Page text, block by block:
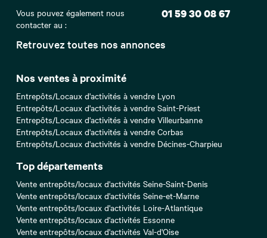
Retrouvez toutes nos annonces
Nos ventes à proximité
Entrepôts/Locaux d'activités à vendre Lyon
Entrepôts/Locaux d'activités à vendre Saint-Priest
Entrepôts/Locaux d'activités à vendre Villeurbanne
Entrepôts/Locaux d'activités à vendre Corbas
Entrepôts/Locaux d'activités à vendre Décines-Charpieu
Top départements
Vente entrepôts/locaux d'activités Seine-Saint-Denis
Vente entrepôts/locaux d'activités Seine-et-Marne
Vente entrepôts/locaux d'activités Loire-Atlantique
Vente entrepôts/locaux d'activités Essonne
Vente entrepôts/locaux d'activités Val-d'Oise
Vous pouvez également nous
contacter au :
01 59 30 08 67